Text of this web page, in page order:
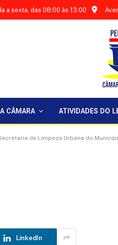
a sexta, das 08:00 às 13:00
A CÂMARA ATIVIDADES DO
de Limpeza Urbana do
LinkedIn